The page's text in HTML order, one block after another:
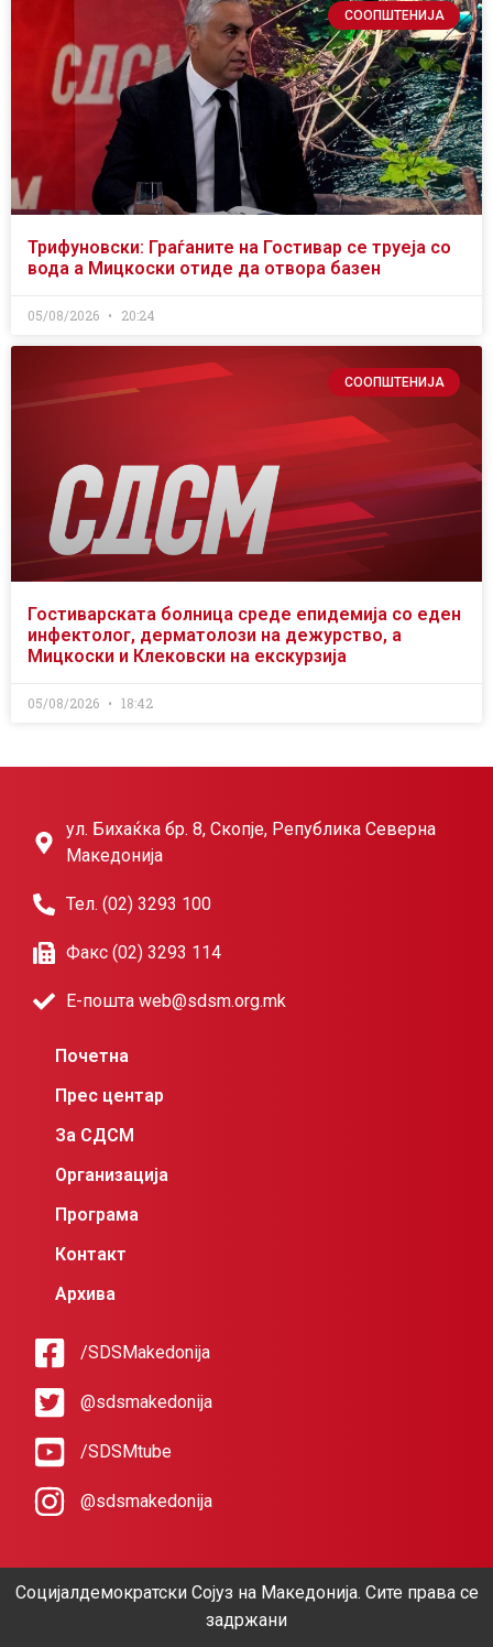
СООПШТЕНИЈА
Трифуновски: Граѓаните на Гостивар се труеја со
вода а Мицкоски отиде да отвора базен
05/08/2026 20:24
СООПШТЕНИЈА
Гостиварската болница среде епидемија со еден
инфектолог, дерматолози на дежурство, а
Мицкоски и Клековски на екскурзија
05/08/2026 18:42
ул. Бихаќка бр. 8, Скопје, Република Северна
Македонија
Тел. (02) 3293 100
Факс (02) 3293 114
Е-пошта web@sdsm.org.mk
Почетна
Прес центар
За СДСМ
Организација
Програма
Контакт
Архива
/SDSMakedonija
@sdsmakedonija
/SDSMtube
@sdsmakedonija
Социјалдемократски Сојуз на Македонија. Сите права се
задржани